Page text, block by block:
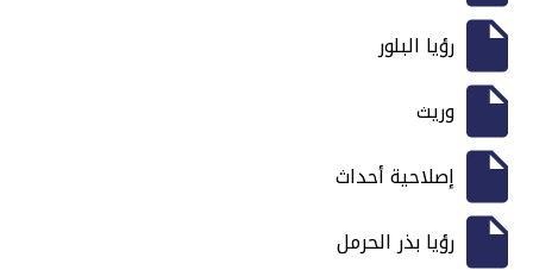
رؤيا البلور
وريث
إصلاحية أحداث
رؤيا بذر الحرمل